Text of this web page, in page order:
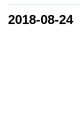
2018-08-24